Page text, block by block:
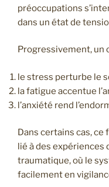
préoccupations
dans un état de
Progressivement, un
le stress perturbe le
la fatigue accentue
l’anxiété rend
Dans certains cas,
lié à des expériences
traumatique, où le
facilement en